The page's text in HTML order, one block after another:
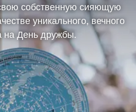
собственную сияющую
уникального, вечного
на День дружбы.